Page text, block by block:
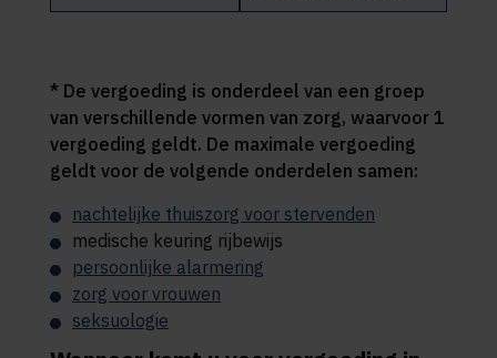
* De vergoeding is onderdeel van een groep
van verschillende vormen van zorg, waarvoor 1
vergoeding geldt. De maximale vergoeding
geldt voor de volgende onderdelen samen:
nachtelijke thuiszorg voor stervenden
medische keuring rijbewijs
persoonlijke alarmering
zorg voor vrouwen
seksuologie